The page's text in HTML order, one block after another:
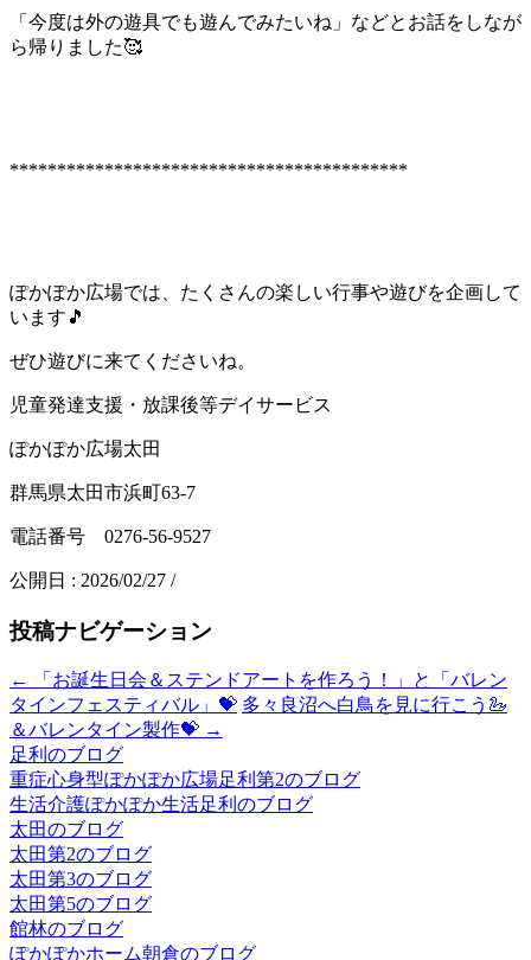
「今度は外の遊具でも遊んでみたいね」などとお話をしなが
ら帰りました🥰
******************************************
ぽかぽか広場では、たくさんの楽しい行事や遊びを企画して
います🎵
ぜひ遊びに来てくださいね。
児童発達支援・放課後等デイサービス
ぽかぽか広場太田
群馬県太田市浜町63-7
電話番号 0276-56-9527
公開日 : 2026/02/27 /
投稿ナビゲーション
←
「お誕生日会＆ステンドアートを作ろう！」と「バレン
タインフェスティバル」💝 多々良沼へ白鳥を見に行こう🦢
＆バレンタイン製作💝 →
足利のブログ
重症心身型ぽかぽか広場足利第2のブログ
生活介護ぽかぽか生活足利のブログ
太田のブログ
太田第2のブログ
太田第3のブログ
太田第5のブログ
館林のブログ
ぽかぽかホーム朝倉のブログ